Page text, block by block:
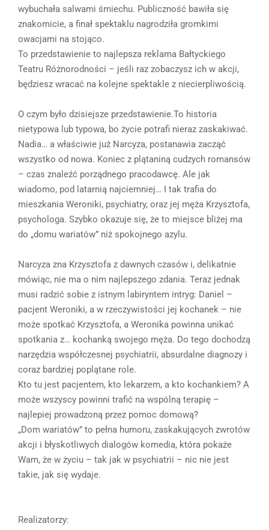
wybuchała salwami śmiechu. Publiczność bawiła się
znakomicie, a finał spektaklu nagrodziła gromkimi
owacjami na stojąco.
To przedstawienie to najlepsza reklama Bałtyckiego
Teatru Różnorodności – jeśli raz zobaczysz ich w akcji,
będziesz wracać na kolejne spektakle z niecierpliwością.
O czym było dzisiejsze przedstawienie.To historia
nietypowa lub typowa, bo życie potrafi nieraz zaskakiwać.
Nadia… a właściwie już Narcyza, postanawia zacząć
wszystko od nowa. Koniec z plątaniną cudzych romansów
– czas znaleźć porządnego pracodawcę. Ale jak
wiadomo, pod latarnią najciemniej… I tak trafia do
mieszkania Weroniki, psychiatry, oraz jej męża Krzysztofa,
psychologa. Szybko okazuje się, że to miejsce bliżej ma
do „domu wariatów” niż spokojnego azylu.
Narcyza zna Krzysztofa z dawnych czasów i, delikatnie
mówiąc, nie ma o nim najlepszego zdania. Teraz jednak
musi radzić sobie z istnym labiryntem intryg: Daniel –
pacjent Weroniki, a w rzeczywistości jej kochanek – nie
może spotkać Krzysztofa, a Weronika powinna unikać
spotkania z… kochanką swojego męża. Do tego dochodzą
narzędzia współczesnej psychiatrii, absurdalne diagnozy i
coraz bardziej poplątane role.
Kto tu jest pacjentem, kto lekarzem, a kto kochankiem? A
może wszyscy powinni trafić na wspólną terapię –
najlepiej prowadzoną przez pomoc domową?
„Dom wariatów” to pełna humoru, zaskakujących zwrotów
akcji i błyskotliwych dialogów komedia, która pokaże
Wam, że w życiu – tak jak w psychiatrii – nic nie jest
takie, jak się wydaje.
Realizatorzy: